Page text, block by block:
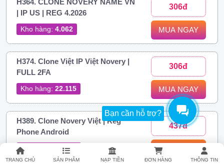
Bạn cần hỗ trợ?
TRANG CHỦ SẢN PHẨM NẠP TIỀN ĐƠN HÀNG THÔNG TIN
| IP US | REG 4.2026
Kho hàng: 4.062
306đ
MUA NGAY
H374. Clone Việt IP Việt Novery |
FULL 2FA
Kho hàng: 22.115
306đ
MUA NGAY
H389. Clone Novery Việt | Reg
Phone Android
Kho hàng: 40.795
437đ
MUA NGAY